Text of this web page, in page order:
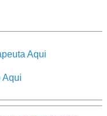
Aqui
Aqui